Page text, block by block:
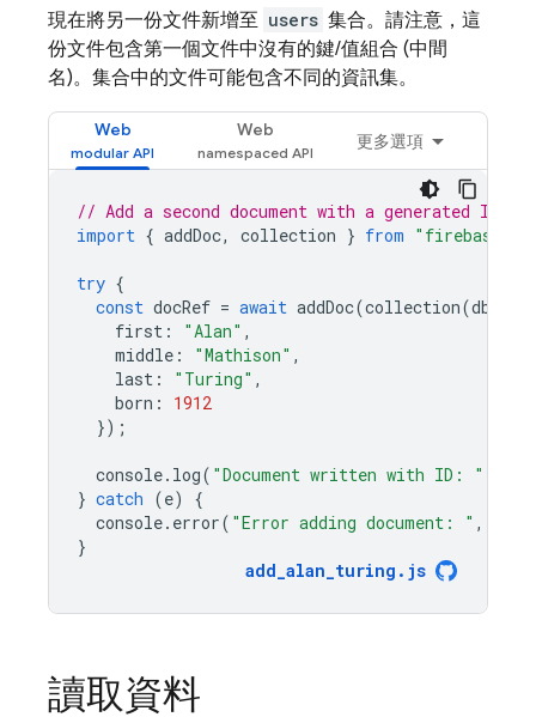
現在將另一份文件新增至 users 集合。請注意，這
份文件包含第一個文件中沒有的鍵/值組合 (中間
名)。集合中的文件可能包含不同的資訊集。
Web Web
更多選項
// Add a second document with a generated ID.
import { addDoc, collection } from "firebase/
try {
const docRef = await addDoc(collection(db
first : "Alan" ,
middle : "Mathison" ,
last : "Turing" ,
born :
1912
});
console. log( "Document written with ID: "
} catch (e)
{
console. error( "Error adding document: " ,
}
add_alan_turing . js
讀取資料